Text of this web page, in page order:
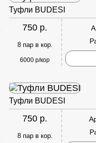
Туфли BUDESI
750 р.
8 пар в кор.
6000 р/кор
Туфли BUDESI
750 р.
8 пар в кор.